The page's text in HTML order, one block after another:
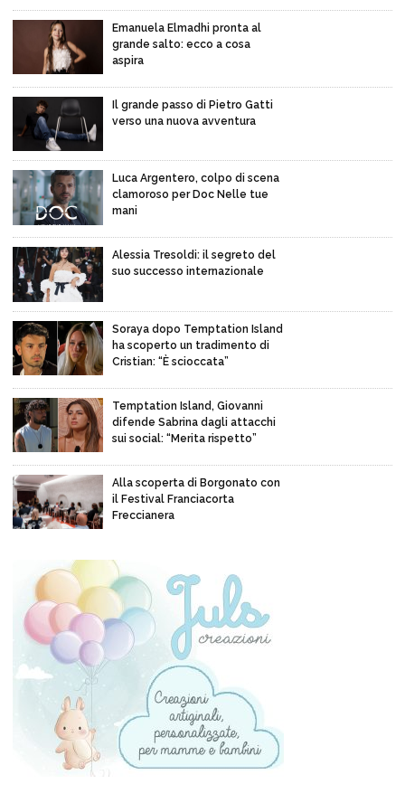
Emanuela Elmadhi pronta al
grande salto: ecco a cosa
aspira
Il grande passo di Pietro Gatti
verso una nuova avventura
Luca Argentero, colpo di scena
clamoroso per Doc Nelle tue
mani
Alessia Tresoldi: il segreto del
suo successo internazionale
Soraya dopo Temptation Island
ha scoperto un tradimento di
Cristian: “È scioccata”
Temptation Island, Giovanni
difende Sabrina dagli attacchi
sui social: “Merita rispetto”
Alla scoperta di Borgonato con
il Festival Franciacorta
Freccianera